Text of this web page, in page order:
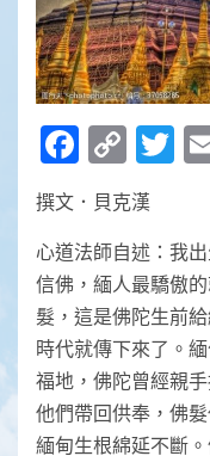
Link
撰文．貝克漢
心道法師自述：我
信佛，緬人最驕傲
髮，這是佛陀生前
時代就傳下來了。
福地，佛陀曾經親
他們帶回供奉，佛
緬甸生根綿延不斷